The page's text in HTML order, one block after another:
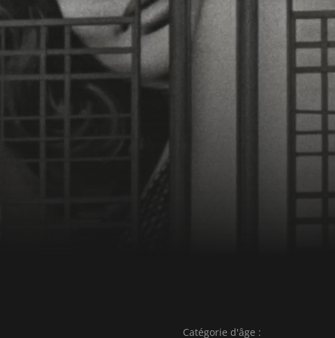
Catégorie d'âge :